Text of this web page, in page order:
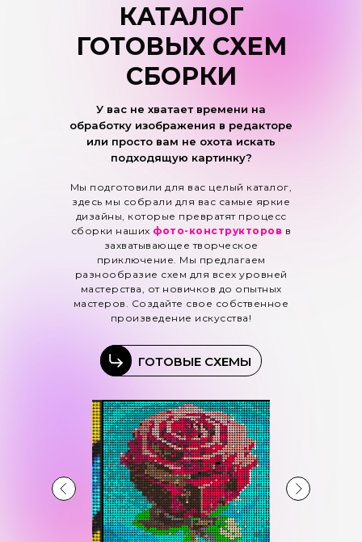
Мы подготовили для вас целый каталог,
здесь мы собрали для вас самые яркие
дизайны, которые превратят процесс
сборки наших фото-конструкторов в
захватывающее творческое
приключение. Мы предлагаем
разнообразие схем для всех уровней
мастерства, от новичков до опытных
мастеров. Создайте свое собственное
произведение искусства!
КАТАЛОГ
ГОТОВЫХ СХЕМ
СБОРКИ
ГОТОВЫЕ СХЕМЫ
ГОТОВЫЕ СХЕМЫ
У вас не хватает времени на
обработку изображения в редакторе
или просто вам не охота искать
подходящую картинку?